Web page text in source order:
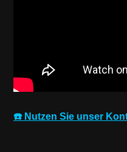
☎️ Nutzen Sie unser